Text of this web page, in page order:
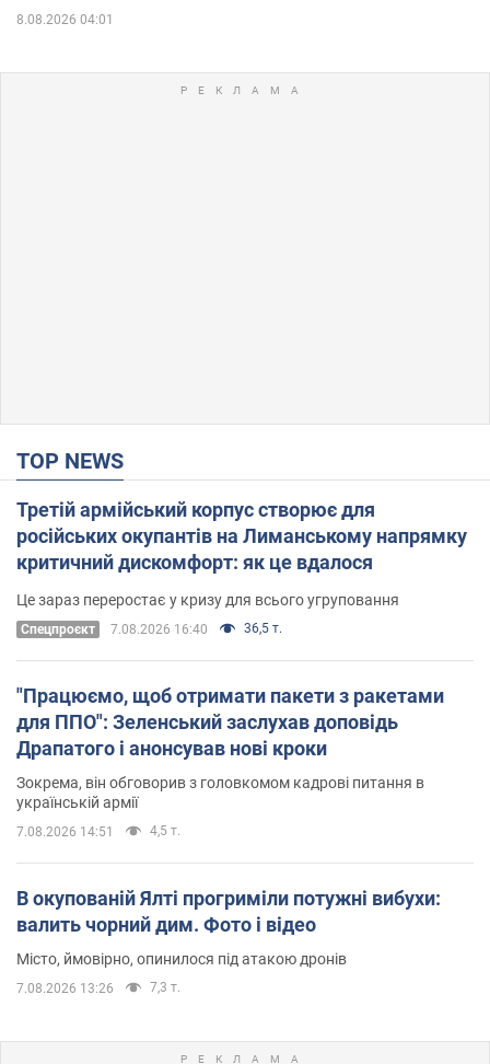
8.08.2026 04:01
TOP NEWS
Третій армійський корпус створює для
російських окупантів на Лиманському напрямку
критичний дискомфорт: як це вдалося
Це зараз переростає у кризу для всього угруповання
Cпецпроєкт 7.08.2026 16:40 36,5 т.
"Працюємо, щоб отримати пакети з ракетами
для ППО": Зеленський заслухав доповідь
Драпатого і анонсував нові кроки
Зокрема, він обговорив з головкомом кадрові питання в
українській армії
7.08.2026 14:51 4,5 т.
В окупованій Ялті прогриміли потужні вибухи:
валить чорний дим. Фото і відео
Місто, ймовірно, опинилося під атакою дронів
7.08.2026 13:26 7,3 т.